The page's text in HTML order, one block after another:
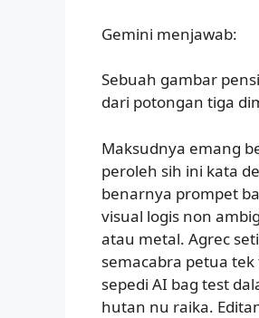
Gemini menjawab:
Sebuah gambar
dari potongan tiga
Maksudnya emang
peroleh sih ini kata
benarnya prompet
visual logis non
atau metal. Agrec
semacabra petua
sepedi AI bag test
hutan nu raika.